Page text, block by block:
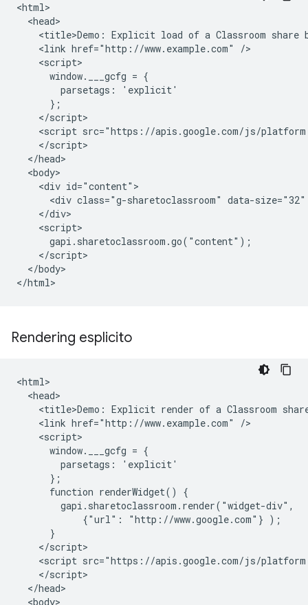
<html>
  <head>
<title>Demo: Explicit load of a Classroom share
    <link href="http://www.example.com" />
    <script>
      window.___gcfg = {
        parsetags: 'explicit'
      };
    </script>
<script src="https://apis.google.com/js/
    </script>
  </head>
  <body>
    <div id="content">
<div class="g-sharetoclassroom" data-
    </div>
    <script>
      gapi.sharetoclassroom.go("content");
    </script>
  </body>
Rendering esplicito
<html>
  <head>
<title>Demo: Explicit render of a Classroom
    <link href="http://www.example.com" />
    <script>
      window.___gcfg = {
        parsetags: 'explicit'
      };
      function renderWidget() {
        gapi.sharetoclassroom.render("widget-div",
            {"url": "http://www.google.com"} );
      }
    </script>
<script src="https://apis.google.com/js/
    </script>
  </head>
  <body>